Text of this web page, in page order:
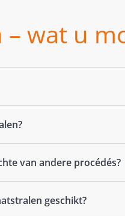
– wat u
van andere procédés?
geschikt?